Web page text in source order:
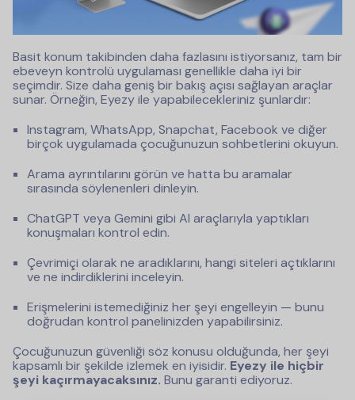
Basit konum takibinden daha fazlasını istiyorsanız, tam bir
ebeveyn kontrolü uygulaması genellikle daha iyi bir
seçimdir. Size daha geniş bir bakış açısı sağlayan araçlar
sunar. Örneğin, Eyezy ile yapabilecekleriniz şunlardır:
Instagram, WhatsApp, Snapchat, Facebook ve diğer
birçok uygulamada çocuğunuzun sohbetlerini okuyun.
Arama ayrıntılarını görün ve hatta bu aramalar
sırasında söylenenleri dinleyin.
ChatGPT veya Gemini gibi AI araçlarıyla yaptıkları
konuşmaları kontrol edin.
Çevrimiçi olarak ne aradıklarını, hangi siteleri açtıklarını
ve ne indirdiklerini inceleyin.
Erişmelerini istemediğiniz her şeyi engelleyin — bunu
doğrudan kontrol panelinizden yapabilirsiniz.
Çocuğunuzun güvenliği söz konusu olduğunda, her şeyi
kapsamlı bir şekilde izlemek en iyisidir. Eyezy ile hiçbir
şeyi kaçırmayacaksınız. Bunu garanti ediyoruz.